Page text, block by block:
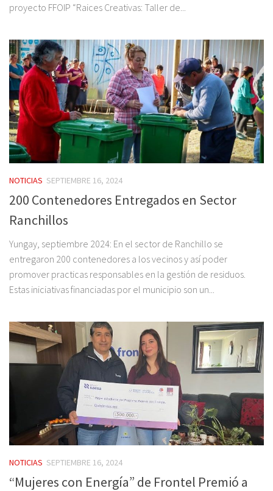
proyecto FFOIP “Raices Creativas: Taller de...
NOTICIAS SEPTIEMBRE 16, 2024
200 Contenedores Entregados en Sector
Ranchillos
Yungay, septiembre 2024: En el sector de Ranchillo se
entregaron 200 contenedores a los vecinos y así poder
promover practicas responsables en la gestión de residuos.
Estas iniciativas financiadas por el municipio son un...
NOTICIAS SEPTIEMBRE 16, 2024
“Mujeres con Energía” de Frontel Premió a